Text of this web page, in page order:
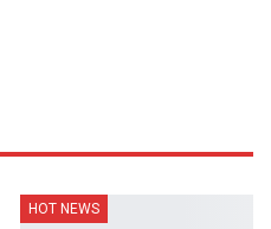
HOT NEWS